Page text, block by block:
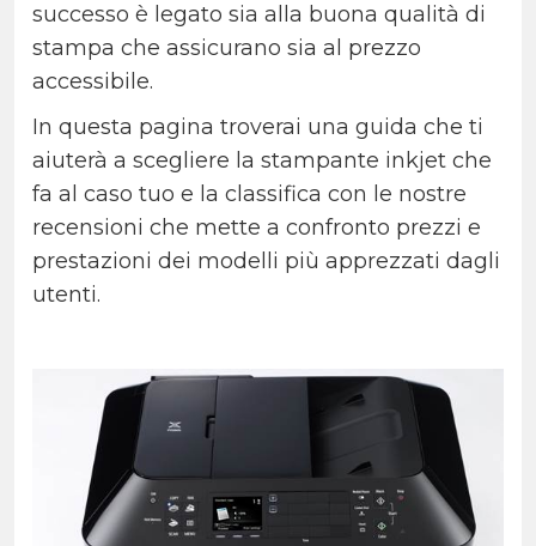
successo è legato sia alla buona qualità di
stampa che assicurano sia al prezzo
accessibile.
In questa pagina troverai una guida che ti
aiuterà a scegliere la stampante inkjet che
fa al caso tuo e la classifica con le nostre
recensioni che mette a confronto prezzi e
prestazioni dei modelli più apprezzati dagli
utenti.